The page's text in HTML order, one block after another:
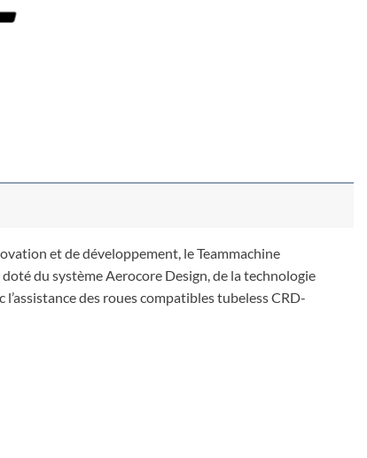
et de développement, le Teammachine
doté du système Aerocore Design, de la technologie
des roues compatibles tubeless CRD-